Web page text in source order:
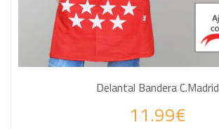
Delantal Bandera C.Madrid
11.99€